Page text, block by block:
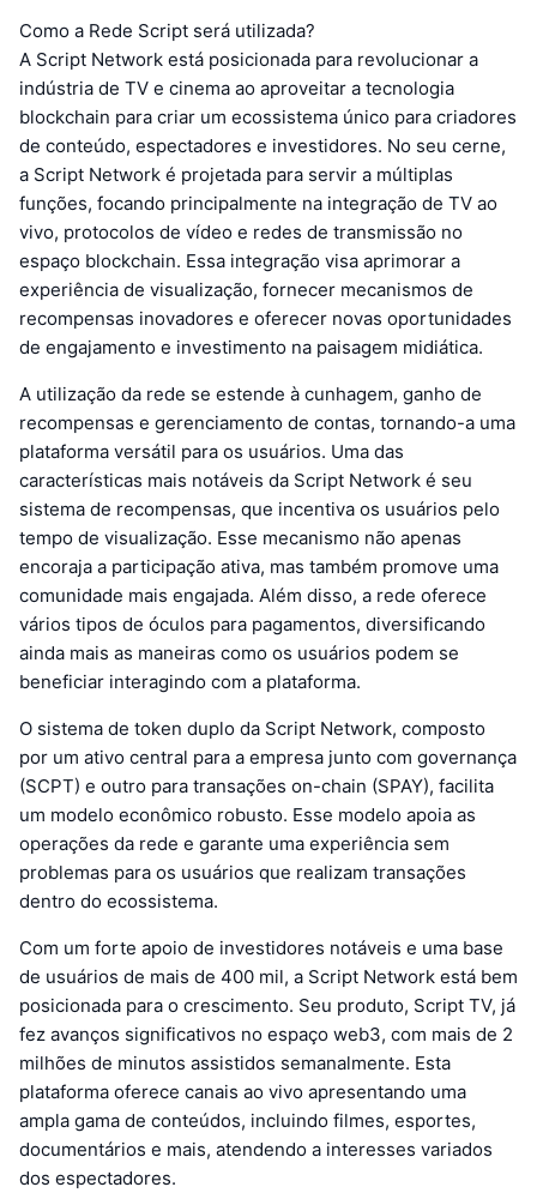
Como a Rede Script será utilizada?
A Script Network está posicionada para revolucionar a
indústria de TV e cinema ao aproveitar a tecnologia
blockchain para criar um ecossistema único para criadores
de conteúdo, espectadores e investidores. No seu cerne,
a Script Network é projetada para servir a múltiplas
funções, focando principalmente na integração de TV ao
vivo, protocolos de vídeo e redes de transmissão no
espaço blockchain. Essa integração visa aprimorar a
experiência de visualização, fornecer mecanismos de
recompensas inovadores e oferecer novas oportunidades
de engajamento e investimento na paisagem midiática.
A utilização da rede se estende à cunhagem, ganho de
recompensas e gerenciamento de contas, tornando-a uma
plataforma versátil para os usuários. Uma das
características mais notáveis da Script Network é seu
sistema de recompensas, que incentiva os usuários pelo
tempo de visualização. Esse mecanismo não apenas
encoraja a participação ativa, mas também promove uma
comunidade mais engajada. Além disso, a rede oferece
vários tipos de óculos para pagamentos, diversificando
ainda mais as maneiras como os usuários podem se
beneficiar interagindo com a plataforma.
O sistema de token duplo da Script Network, composto
por um ativo central para a empresa junto com governança
(SCPT) e outro para transações on-chain (SPAY), facilita
um modelo econômico robusto. Esse modelo apoia as
operações da rede e garante uma experiência sem
problemas para os usuários que realizam transações
dentro do ecossistema.
Com um forte apoio de investidores notáveis e uma base
de usuários de mais de 400 mil, a Script Network está bem
posicionada para o crescimento. Seu produto, Script TV, já
fez avanços significativos no espaço web3, com mais de 2
milhões de minutos assistidos semanalmente. Esta
plataforma oferece canais ao vivo apresentando uma
ampla gama de conteúdos, incluindo filmes, esportes,
documentários e mais, atendendo a interesses variados
dos espectadores.